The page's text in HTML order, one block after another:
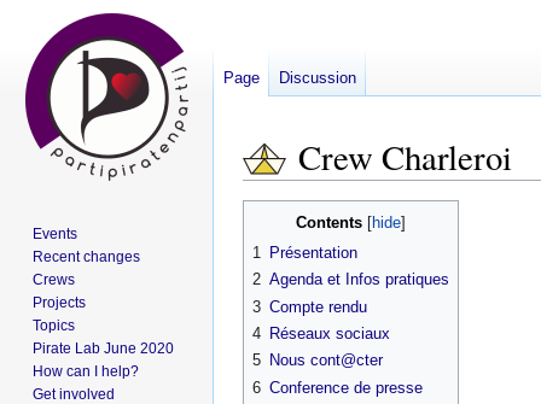
Crew Charleroi
to
navigation
to
search
Contents
1
Présentation
2 Agenda et Infos pratiques
3 Compte rendu
4 Réseaux sociaux
5 Nous cont@cter
6 Conference de presse
Page Discussion
Events
Recent changes
Crews
Projects
Topics
Pirate Lab June 2020
How can I help?
Get involved